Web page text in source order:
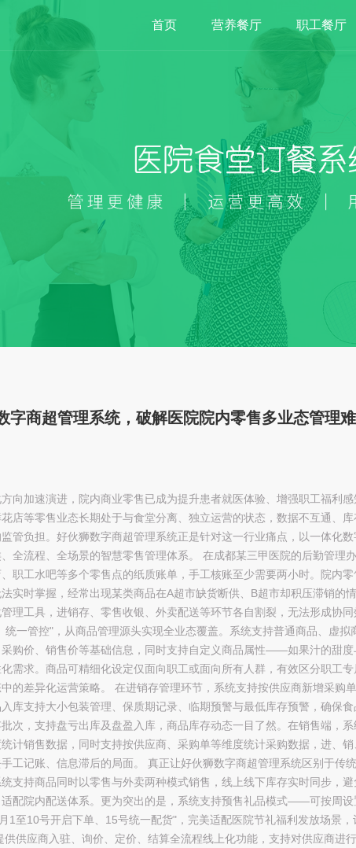
首页 营养餐厅 职工餐厅
字商超管理系统，破解医院院内零售多业态管理
向加速演进，院内商业零售已成为提升患者就医体验、增强职工福利
店等零售业态长期处于与食堂分离、独立运营的状态，数据不互通、
管负担。好伙狮数字商超管理系统正是针对这一行业痛点，以一体化
全流程、全场景的智慧零售管理体系。 在成都某三甲医院的后勤管理
职工水吧等多个零售点的纸质账单，手工核账至少需要两小时。院内
实时掌握，经常出现某类商品在A超市缺货断供、B超市却积压滞销的
理工具，进销存、零售收银、外卖配送等环节各自割裂，无法形成协
一管控"，从商品管理源头实现全业态覆盖。系统支持普通商品、虚拟
购价、销售价等基础信息，同时支持自定义商品属性——如果汁的甜度
求。商品可精细化设定仅面向职工或面向所有人群，有效区分职工专
的差异化运营策略。 在进销存管理环节，系统支持按供应商新增采购
库支持大小包装管理、保质期记录、临期预警与最低库存预警，确保
次，支持盘亏出库及盘盈入库，商品库存动态一目了然。在销售端，
计销售数据，同时支持按供应商、采购单等维度统计采购数据，进、
工记账、信息滞后的局面。 真正让好伙狮数字商超管理系统区别于传
支持商品同时以零售与外卖两种模式销售，线上线下库存实时同步，
配院内配送体系。更为突出的是，系统支持预售礼品模式——可按周设
1至10号开启下单、15号统一配货"，完美适配医院节礼福利发放场景，
供应商入驻、询价、定价、结算全流程线上化功能，支持对供应商进